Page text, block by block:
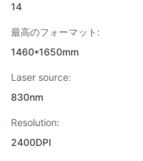
14
最高のフォーマット:
1460*1650mm
Laser source:
830nm
Resolution:
2400DPI